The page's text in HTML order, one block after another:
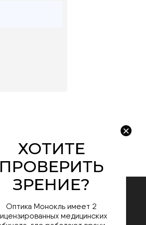
Оптика Монокль имеет 2
лицензированных медицинских
офтальмологи с медицинским
образованием.